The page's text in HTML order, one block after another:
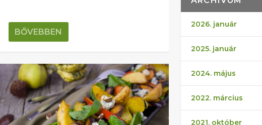
BŐVEBBEN
2026. január
2025. január
2024. május
2022. március
2021. október